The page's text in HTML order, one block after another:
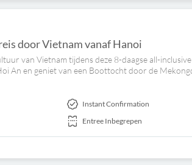
door Vietnam vanaf Hanoi
van Vietnam tijdens deze 8-daagse all-
An en geniet van een Boottocht door de
Instant Confirmation
Entree Inbegrepen